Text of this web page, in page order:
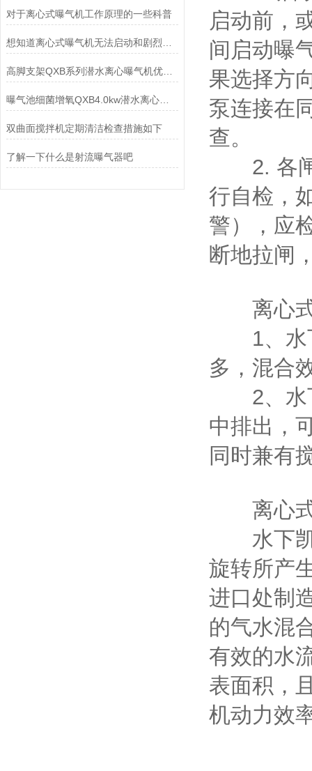
对于离心式曝气机工作原理的一些科普
高脚支架QXB系列潜水离心曝气机优势-南京凯普德
曝气池细菌增氧QXB4.0kw潜水离心曝气机技术参数
双曲面搅拌机定期清洁检查措施如下
了解一下什么是射流曝气器吧
启动前，
间启动曝
果选择方
泵连接在
查。
2. 各闸
行自检，
警），应
断地拉闸
离心式
1、水下
多，混合
2、水下
中排出，
同时兼有
离心式
水下凯
旋转所产
进口处制
的气水混
有效的水
表面积，
机动力效